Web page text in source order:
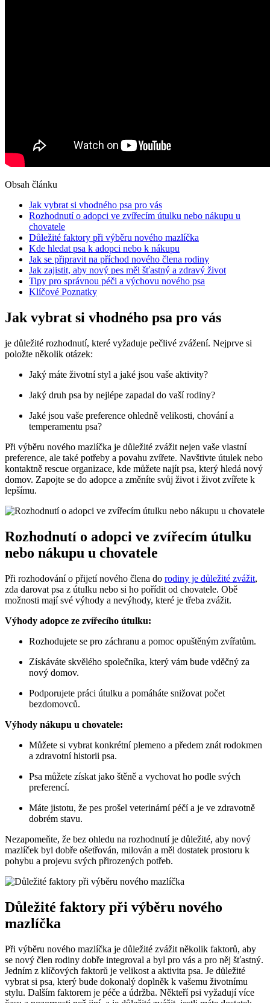
Obsah článku
Jak vybrat si vhodného psa pro vás
Rozhodnutí o adopci ve zvířecím útulku nebo nákupu u
chovatele
Důležité faktory při výběru nového mazlíčka
Kde hledat psa k adopci nebo k nákupu
Jak se připravit na příchod nového člena rodiny
Jak zajistit, aby nový pes měl šťastný a zdravý život
Tipy pro správnou péči a výchovu nového psa
Klíčové Poznatky
Jak vybrat si vhodného psa pro vás
je důležité rozhodnutí, které vyžaduje pečlivé zvážení. Nejprve si
položte několik otázek:
Jaký máte životní styl a jaké jsou vaše aktivity?
Jaký druh psa by nejlépe zapadal do vaší rodiny?
Jaké jsou vaše preference ohledně velikosti, chování a
temperamentu psa?
Při výběru nového mazlíčka je důležité zvážit nejen vaše vlastní
preference, ale také potřeby a povahu zvířete. Navštivte útulek nebo
kontaktně rescue organizace, kde můžete najít psa, který hledá nový
domov. Zapojte se do adopce a změníte svůj život i život zvířete k
lepšímu.
Rozhodnutí o adopci ve zvířecím útulku
nebo nákupu u chovatele
Při rozhodování o přijetí nového člena do rodiny je důležité zvážit,
zda darovat psa z útulku nebo si ho pořídit od chovatele. Obě
možnosti mají své výhody a nevýhody, které je třeba zvážit.
Výhody adopce ze zvířecího útulku:
Rozhodujete se pro záchranu a pomoc opuštěným zvířatům.
Získáváte skvělého společníka, který vám bude vděčný za
nový domov.
Podporujete práci útulku a pomáháte snižovat počet
bezdomovců.
Výhody nákupu u chovatele:
Můžete si vybrat konkrétní plemeno a předem znát rodokmen
a zdravotní historii psa.
Psa můžete získat jako štěně a vychovat ho podle svých
preferencí.
Máte jistotu, že pes prošel veterinární péčí a je ve zdravotně
dobrém stavu.
Nezapomeňte, že bez ohledu na rozhodnutí je důležité, aby nový
mazlíček byl dobře ošetřován, milován a měl dostatek prostoru k
pohybu a projevu svých přirozených potřeb.
Důležité faktory při výběru nového
mazlíčka
Při výběru nového mazlíčka je důležité zvážit několik faktorů, aby
se nový člen rodiny dobře integroval a byl pro vás a pro něj šťastný.
Jedním z klíčových faktorů je velikost a aktivita psa. Je důležité
vybrat si psa, který bude dokonalý doplněk k vašemu životnímu
stylu. Dalším faktorem je péče a údržba. Někteří psi vyžadují více